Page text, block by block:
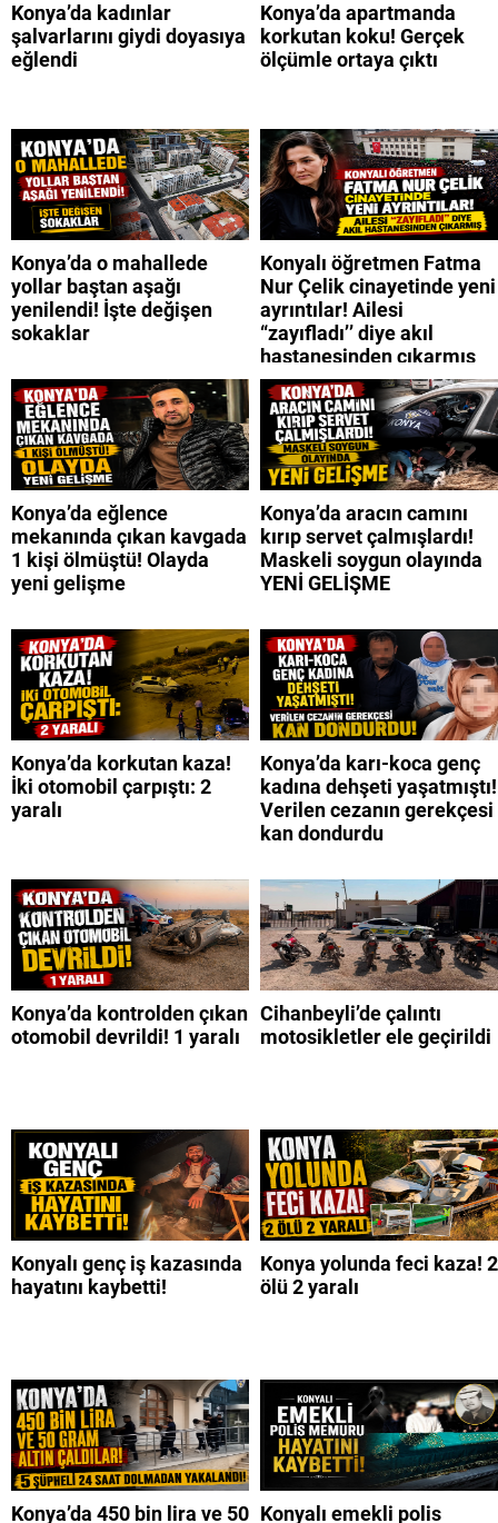
Konya’da kadınlar
şalvarlarını giydi doyasıya
eğlendi
Konya’da apartmanda
korkutan koku! Gerçek
ölçümle ortaya çıktı
Konya’da o mahallede
yollar baştan aşağı
yenilendi! İşte değişen
sokaklar
Konyalı öğretmen Fatma
Nur Çelik cinayetinde yeni
ayrıntılar! Ailesi
“zayıfladı’’ diye akıl
hastanesinden çıkarmış
Konya’da eğlence
mekanında çıkan kavgada
1 kişi ölmüştü! Olayda
yeni gelişme
Konya’da aracın camını
kırıp servet çalmışlardı!
Maskeli soygun olayında
YENİ GELİŞME
Konya’da korkutan kaza!
İki otomobil çarpıştı: 2
yaralı
Konya’da karı-koca genç
kadına dehşeti yaşatmıştı!
Verilen cezanın gerekçesi
kan dondurdu
Konya’da kontrolden çıkan
otomobil devrildi! 1 yaralı
Cihanbeyli’de çalıntı
motosikletler ele geçirildi
Konyalı genç iş kazasında
hayatını kaybetti!
Konya yolunda feci kaza! 2
ölü 2 yaralı
Konya’da 450 bin lira ve 50 Konyalı emekli polis